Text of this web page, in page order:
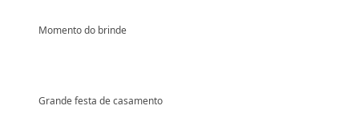
Momento do brinde
Grande festa de casamento